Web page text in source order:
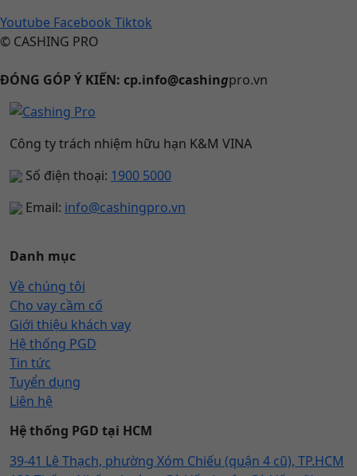
Youtube Facebook Tiktok
© CASHING PRO
ĐÓNG GÓP Ý KIẾN: cp.info@cashingpro.vn
Công ty trách nhiệm hữu hạn K&M VINA
Số điện thoại: 1900 5000
Email: info@cashingpro.vn
Danh mục
Về chúng tôi
Cho vay cầm cố
Giới thiệu khách vay
Hệ thống PGD
Tin tức
Tuyển dụng
Liên hệ
Hệ thống PGD tại HCM
39-41 Lê Thạch, phường Xóm Chiếu (quận 4 cũ), TP.HCM